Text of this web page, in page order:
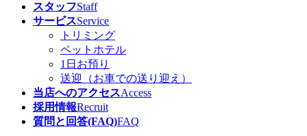
スタッフStaff
サービスService
トリミング
ペットホテル
1日お預り
送迎（お車での送り迎え）
当店へのアクセスAccess
採用情報Recruit
質問と回答(FAQ)FAQ